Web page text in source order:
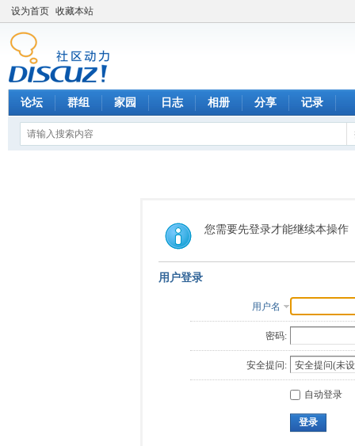
设为首页 收藏本站
论坛 群组 家园 日志 相册 分享 记录
您需要先登录才能继续本操作
用户登录
用户名
密码:
安全提问:
自动登录
登录